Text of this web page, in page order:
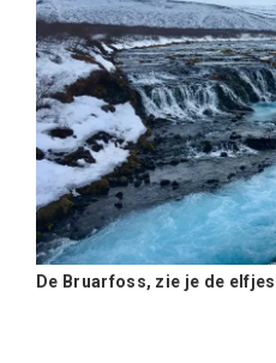
De Bruarfoss, zie je de